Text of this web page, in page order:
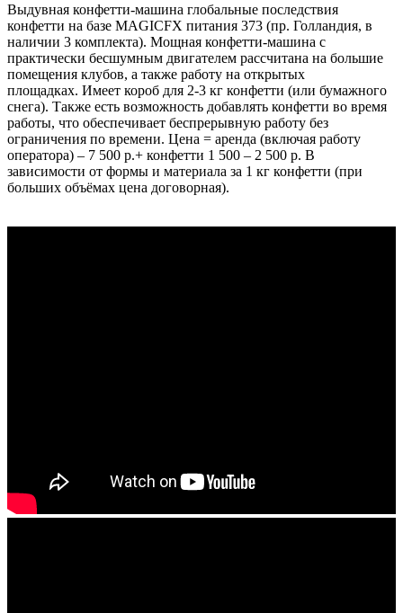
Выдувная конфетти-машина глобальные последствия
конфетти на базе MAGICFX питания 373 (пр. Голландия, в
наличии 3 комплекта). Мощная конфетти-машина с
практически бесшумным двигателем рассчитана на большие
помещения клубов, а также работу на открытых
площадках. Имеет короб для 2-3 кг конфетти (или бумажного
снега). Также есть возможность добавлять конфетти во время
работы, что обеспечивает беспрерывную работу без
ограничения по времени. Цена = аренда (включая работу
оператора) – 7 500 р.+ конфетти 1 500 – 2 500 р. В
зависимости от формы и материала за 1 кг конфетти (при
больших объёмах цена договорная).